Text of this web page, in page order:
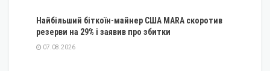
Найбільший біткоїн-майнер США MARA скоротив
резерви на 29% і заявив про збитки
07.08.2026